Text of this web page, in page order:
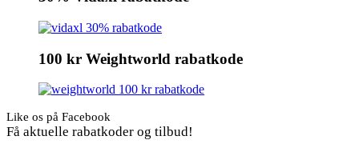
100 kr Weightworld rabatkode
Like os på Facebook
Få aktuelle rabatkoder og tilbud!